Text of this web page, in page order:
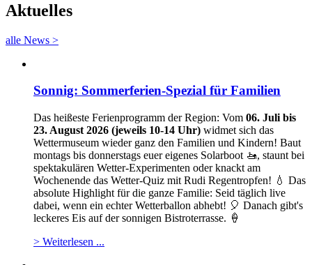
Aktuelles
alle News >
Sonnig: Sommerferien-Spezial für Familien
Das heißeste Ferienprogramm der Region: Vom 06. Juli bis
23. August 2026 (jeweils 10-14 Uhr) widmet sich das
Wettermuseum wieder ganz den Familien und Kindern! Baut
montags bis donnerstags euer eigenes Solarboot 🚤, staunt bei
spektakulären Wetter-Experimenten oder knackt am
Wochenende das Wetter-Quiz mit Rudi Regentropfen! 💧 Das
absolute Highlight für die ganze Familie: Seid täglich live
dabei, wenn ein echter Wetterballon abhebt! 🎈 Danach gibt's
leckeres Eis auf der sonnigen Bistroterrasse. 🍦
> Weiterlesen ...